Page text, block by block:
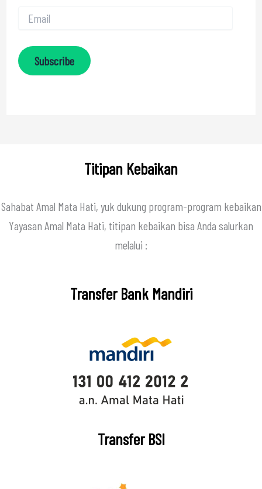
Subscribe
Titipan Kebaikan
Sahabat Amal Mata Hati, yuk dukung program-program kebaikan
Yayasan Amal Mata Hati, titipan kebaikan bisa Anda salurkan
melalui :
Transfer Bank Mandiri
Transfer BSI